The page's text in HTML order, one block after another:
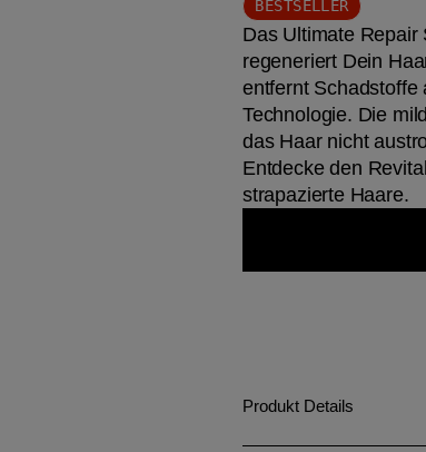
BESTSELLER
Das Ultimate
regeneriert Dein
entfernt Schadstoffe
Technologie. Die
das Haar nicht
Entdecke den
strapazierte Haare.
Produkt Details